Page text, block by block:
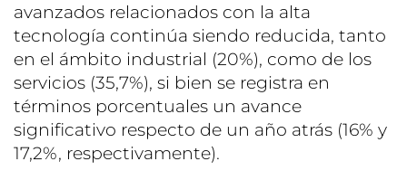
avanzados relacionados con la alta
tecnología continúa siendo reducida, tanto
en el ámbito industrial (20%), como de los
servicios (35,7%), si bien se registra en
términos porcentuales un avance
significativo respecto de un año atrás (16% y
17,2%, respectivamente).